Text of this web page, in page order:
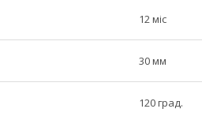
12 міс
30 мм
120 град.